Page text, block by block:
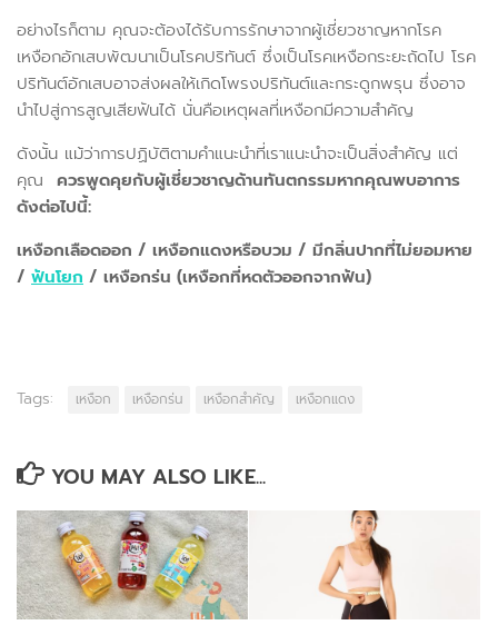
อย่างไรก็ตาม คุณจะต้องได้รับการรักษาจากผู้เชี่ยวชาญหากโรค
เหงือกอักเสบพัฒนาเป็นโรคปริทันต์ ซึ่งเป็นโรคเหงือกระยะถัดไป โรค
ปริทันต์อักเสบอาจส่งผลให้เกิดโพรงปริทันต์และกระดูกพรุน ซึ่งอาจ
นำไปสู่การสูญเสียฟันได้ นั่นคือเหตุผลที่เหงือกมีความสำคัญ
ดังนั้น แม้ว่าการปฏิบัติตามคำแนะนำที่เราแนะนำจะเป็นสิ่งสำคัญ แต่
คุณ ควรพูดคุยกับผู้เชี่ยวชาญด้านทันตกรรมหากคุณพบอาการ
ดังต่อไปนี้:
เหงือกเลือดออก / เหงือกแดงหรือบวม / มีกลิ่นปากที่ไม่ยอมหาย
/ ฟันโยก / เหงือกร่น (เหงือกที่หดตัวออกจากฟัน)
Tags: เหงือก เหงือกร่น เหงือกสำคัญ เหงือกแดง
YOU MAY ALSO LIKE...